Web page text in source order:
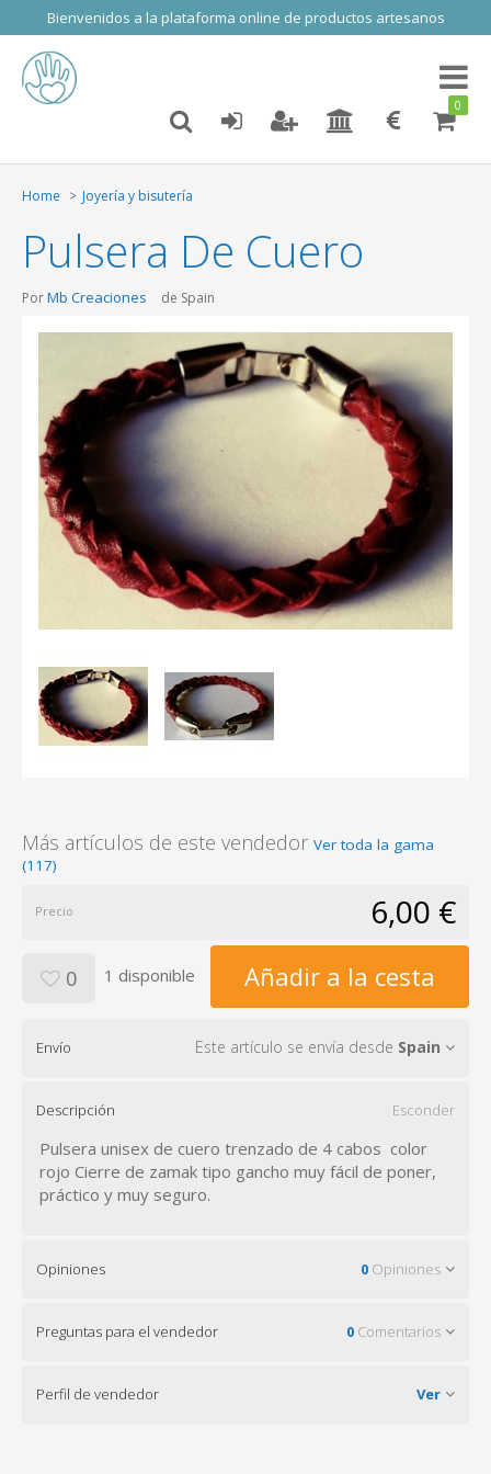
Bienvenidos a la plataforma online de productos artesanos
Toggle
0
Home Joyería y bisutería
Pulsera De Cuero
PorMb Creaciones de Spain
Más artículos de este vendedor Ver toda la gama
(117)
Precio 6,00 €
0 1 disponible Añadir a la cesta
Envío Este artículo se envía desde Spain
Descripción Esconder
Pulsera unisex de cuero trenzado de 4 cabos color
rojo Cierre de zamak tipo gancho muy fácil de poner,
práctico y muy seguro.
Opiniones 0 Opiniones
Preguntas para el vendedor 0 Comentarios
Perfil de vendedor Ver